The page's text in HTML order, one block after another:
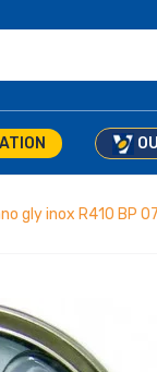
gly inox R410 BP